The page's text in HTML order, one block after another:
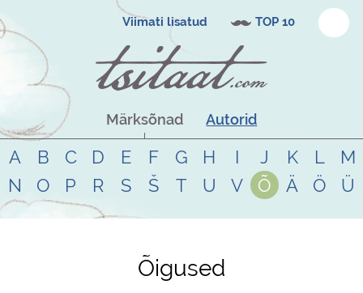
Viimati lisatud TOP 10
Märksõnad Autorid
A B C D E F G H I J K L
M
N
O P R S Š T U V Õ Ä Ö Ü
Tsitaadid teemalõigused
Õigused